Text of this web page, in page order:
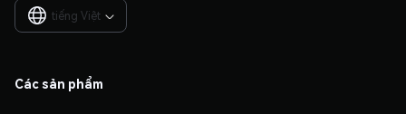
tiếng Việt 
Các sản phẩm